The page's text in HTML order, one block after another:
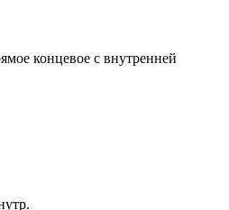
концевое с внутренней